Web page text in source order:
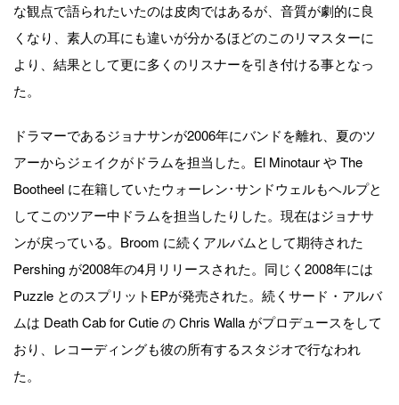
な観点で語られたいたのは皮肉ではあるが、音質が劇的に良
くなり、素人の耳にも違いが分かるほどのこのリマスターに
より、結果として更に多くのリスナーを引き付ける事となっ
た。
ドラマーであるジョナサンが2006年にバンドを離れ、夏のツ
アーからジェイクがドラムを担当した。El Minotaur や The
Bootheel に在籍していたウォーレン･サンドウェルもヘルプと
してこのツアー中ドラムを担当したりした。現在はジョナサ
ンが戻っている。Broom に続くアルバムとして期待された
Pershing が2008年の4月リリースされた。同じく2008年には
Puzzle とのスプリットEPが発売された。続くサード・アルバ
ムは Death Cab for Cutie の Chris Walla がプロデュースをして
おり、レコーディングも彼の所有するスタジオで行なわれ
た。